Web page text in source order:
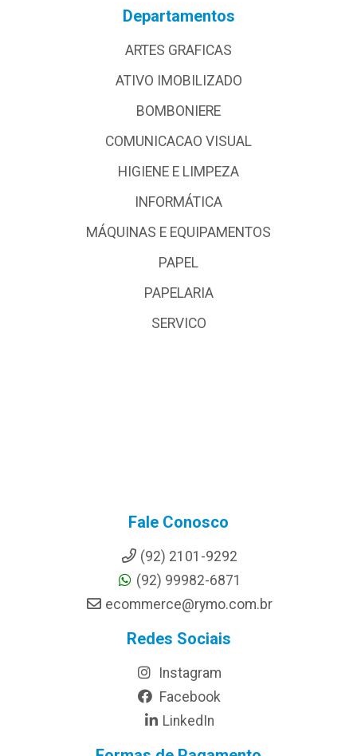
Departamentos
ARTES GRAFICAS
ATIVO IMOBILIZADO
BOMBONIERE
COMUNICACAO VISUAL
HIGIENE E LIMPEZA
INFORMÁTICA
MÁQUINAS E EQUIPAMENTOS
PAPEL
PAPELARIA
SERVICO
Fale Conosco
(92) 2101-9292
(92) 99982-6871
ecommerce@rymo.com.br
Redes Sociais
Instagram
Facebook
LinkedIn